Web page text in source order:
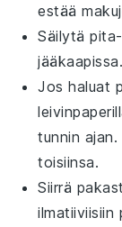
estää
Säilytä
Jos haluat
tunnin
toisiinsa.
Siirrä
ilmatiiviisiin